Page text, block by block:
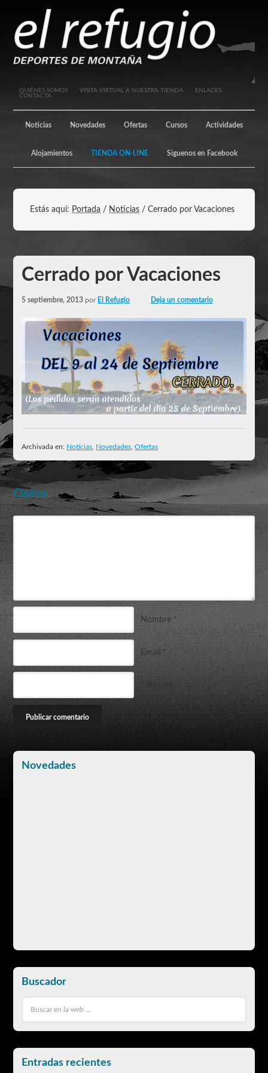
QUIÉNES SOMOS VISITA VIRTUAL A NUESTRA TIENDA
ENLACES
CONTACTA
Noticias Novedades Ofertas Cursos Actividades
Alojamientos TIENDA ON-LINE Siguenos en Facebook
Estás aquí: Portada / Noticias / Cerrado por Vacaciones
Cerrado por Vacaciones
5 septiembre, 2013 por El Refugio Deja un comentario
Archivada en: Noticias Novedades ,Ofertas
Opina
Nombre *
Email *
Novedades
Buscador
Entradas recientes